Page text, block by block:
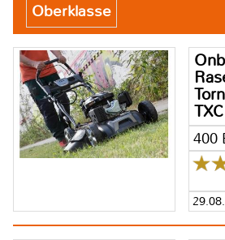
Oberklasse
400